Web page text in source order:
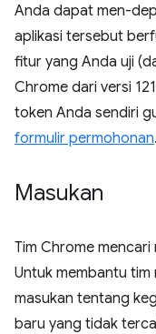
Anda dapat men-
aplikasi tersebut
fitur yang Anda uji
Chrome dari versi
token Anda sendiri
formulir permohonan.
Masukan
Tim Chrome
Untuk membantu tim
masukan tentang
baru yang tidak